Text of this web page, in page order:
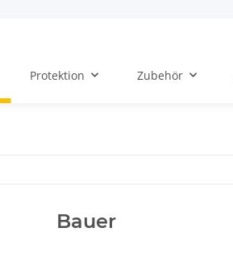
Protektion Zubehör
Bauer